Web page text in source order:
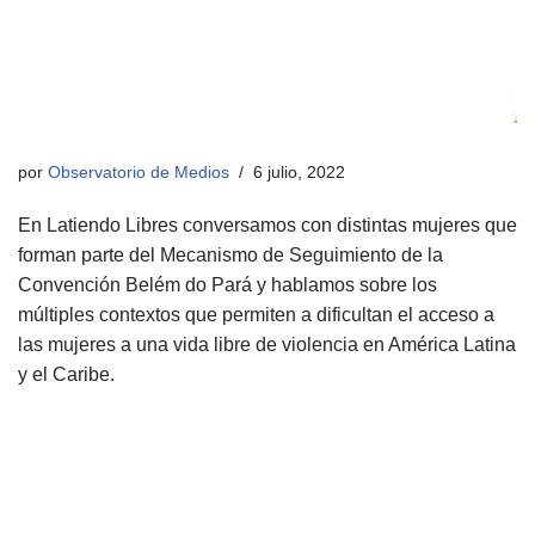
por Observatorio de Medios 6 julio, 2022
En Latiendo Libres conversamos con distintas mujeres que
forman parte del Mecanismo de Seguimiento de la
Convención Belém do Pará y hablamos sobre los
múltiples contextos que permiten a dificultan el acceso a
las mujeres a una vida libre de violencia en América Latina
y el Caribe.